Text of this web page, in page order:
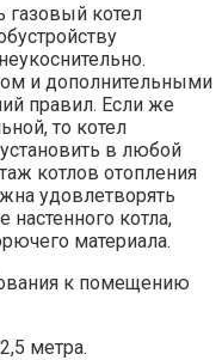
газовый котел
и дополнительными
правил. Если же
то котел
в любой
котлов отопления
удовлетворять
настенного котла,
материала.
к помещению
метра.